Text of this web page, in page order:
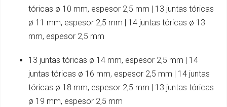
tóricas ø 10 mm, espesor 2,5 mm | 13 juntas tóricas
ø 11 mm, espesor 2,5 mm | 14 juntas tóricas ø 13
mm, espesor 2,5 mm
13 juntas tóricas ø 14 mm, espesor 2,5 mm | 14
juntas tóricas ø 16 mm, espesor 2,5 mm | 14 juntas
tóricas ø 18 mm, espesor 2,5 mm | 13 juntas tóricas
ø 19 mm, espesor 2,5 mm